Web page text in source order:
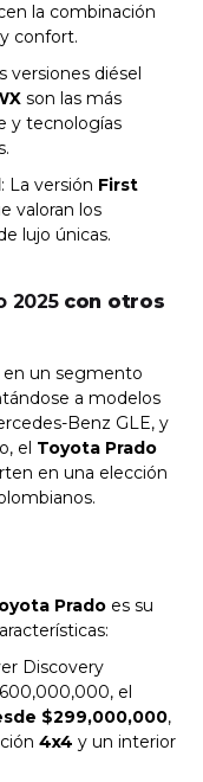
la combinación
confort.
versiones diésel
son las más
y tecnologías
: La versión First
valoran los
lujo únicas.
2025con otros
en un segmento
a modelos
Benz GLE, y
el Toyota Prado
en una elección
Prado es su
Discovery
el
$299,000,000,
4x4 y un interior